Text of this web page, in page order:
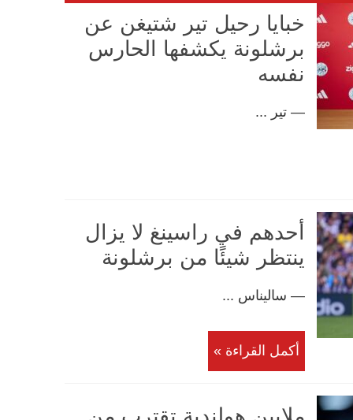
خبايا رحيل تير شتيغن عن
برشلونة يكشفها الحارس
نفسه
— تير ...
أحدهم في راسينغ لا يزال
ينتظر شيئًا من برشلونة
— ساليناس ...
أكمل القراءة »